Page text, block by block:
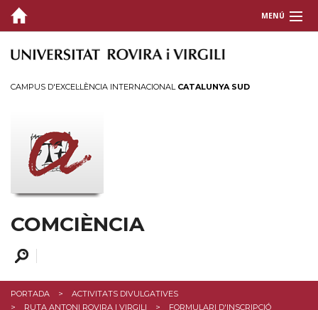
MENÚ
QUI SOM
FORMACIÓ I SUPORT
CONTACTEU
CAMPUS D'EXCEL·LÈNCIA INTERNACIONAL CATALUNYA SUD
COMCIÈNCIA
PORTADA
ACTIVITATS DIVULGATIVES
RUTA ANTONI ROVIRA I VIRGILI
FORMULARI D'INSCRIPCIÓ